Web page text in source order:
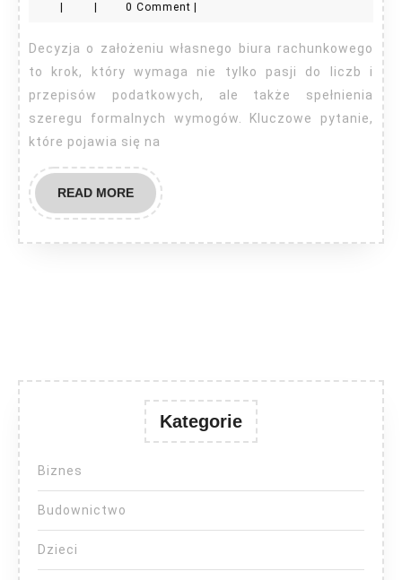
–
kto
może
prowadzić?
0 Comment
Decyzja o założeniu własnego biura rachunkowego
to krok, który wymaga nie tylko pasji do liczb i
przepisów podatkowych, ale także spełnienia
szeregu formalnych wymogów. Kluczowe pytanie,
które pojawia się na
READ MOREREAD
MORE
Kategorie
Biznes
Budownictwo
Dzieci